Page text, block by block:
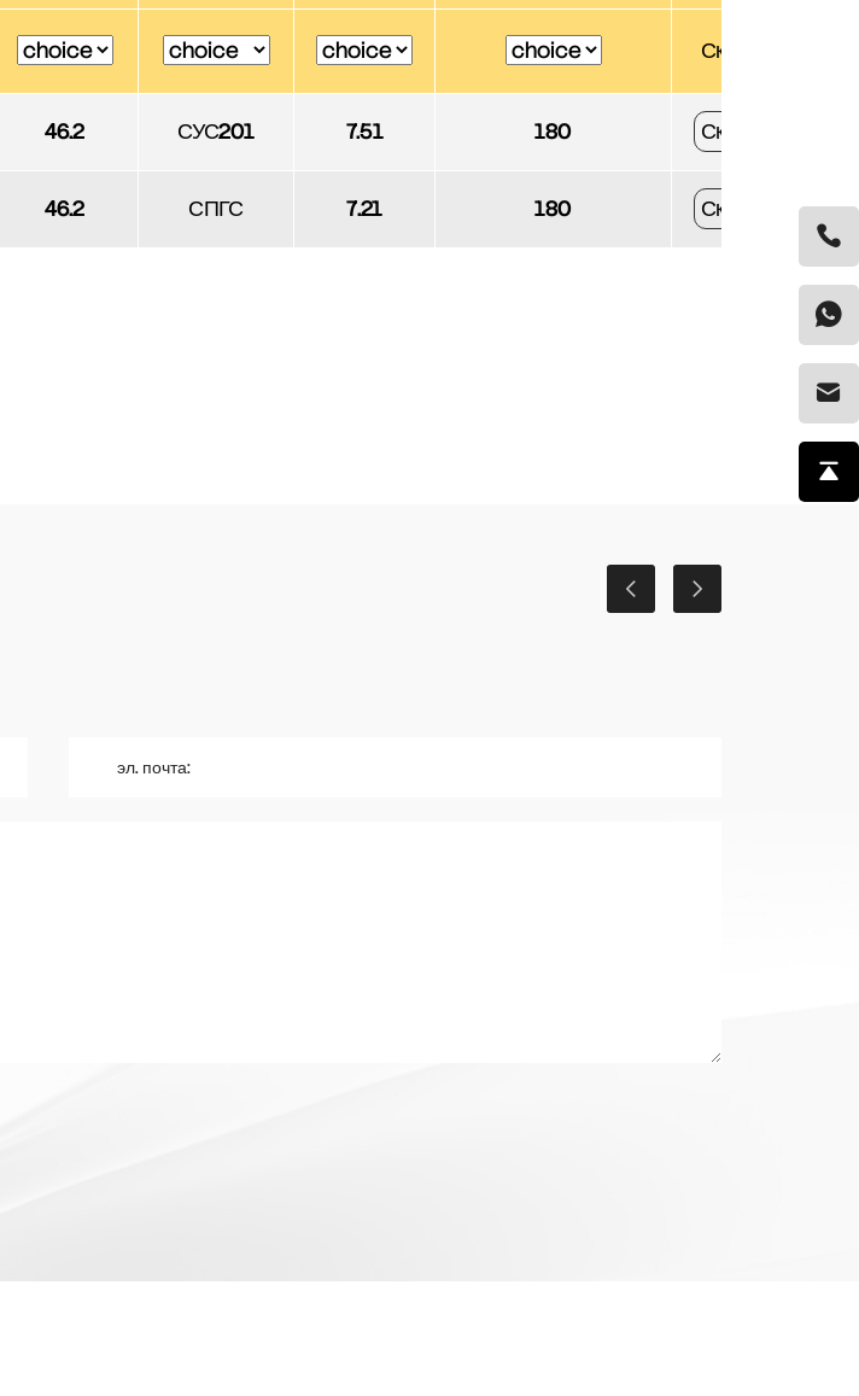
Скачать
46.2 СУС201 7.51 180 Скачать
46.2 СПГС 7.21 180 Скачать